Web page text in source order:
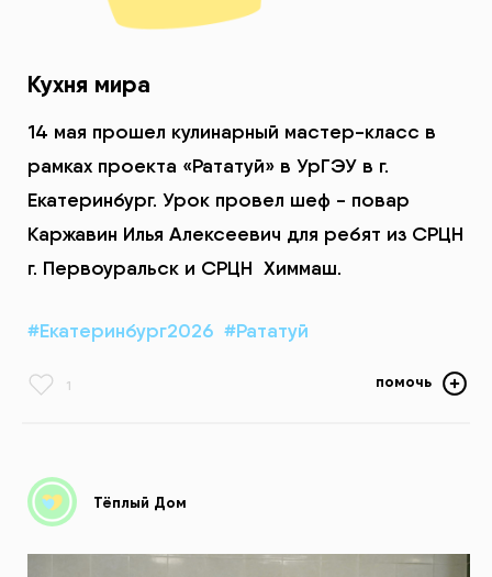
Кухня мира
14 мая прошел кулинарный мастер-класс в
рамках проекта «Рататуй» в УрГЭУ в г.
Екатеринбург. Урок провел шеф - повар
Каржавин Илья Алексеевич для ребят из СРЦН
г. Первоуральск и СРЦН Химмаш.
#Екатеринбург2026 #Рататуй
1 помочь
Тёплый Дом